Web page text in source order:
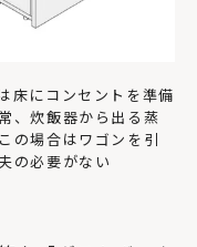
床にコンセントを準備
、炊飯器から出る蒸
の場合はワゴンを引
の必要がない